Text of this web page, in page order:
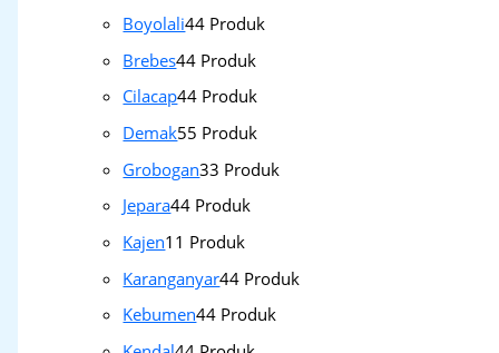
Boyolali44 Produk
Brebes44 Produk
Cilacap44 Produk
Demak55 Produk
Grobogan33 Produk
Jepara44 Produk
Kajen1 1 Produk
Karanganyar44 Produk
Kebumen44 Produk